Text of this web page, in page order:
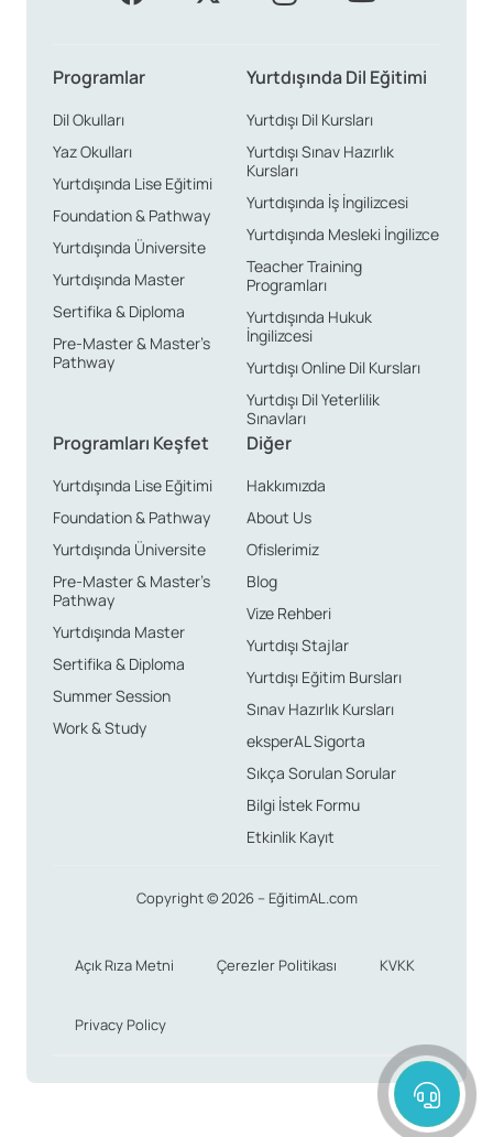
Programlar
Dil Okulları
Yaz Okulları
Yurtdışında Lise Eğitimi
Foundation & Pathway
Yurtdışında Üniversite
Yurtdışında Master
Sertifika & Diploma
Pre-Master & Master’s
Pathway
Yurtdışında Dil Eğitimi
Yurtdışı Dil Kursları
Yurtdışı Sınav Hazırlık
Kursları
Yurtdışında İş İngilizcesi
Yurtdışında Mesleki İngilizce
Teacher Training
Programları
Yurtdışında Hukuk
İngilizcesi
Yurtdışı Online Dil Kursları
Yurtdışı Dil Yeterlilik
Sınavları
Programları Keşfet
Yurtdışında Lise Eğitimi
Foundation & Pathway
Yurtdışında Üniversite
Pre-Master & Master’s
Pathway
Yurtdışında Master
Sertifika & Diploma
Summer Session
Work & Study
Diğer
Hakkımızda
About Us
Ofislerimiz
Blog
Vize Rehberi
Yurtdışı Stajlar
Yurtdışı Eğitim Bursları
Sınav Hazırlık Kursları
eksperAL Sigorta
Sıkça Sorulan Sorular
Bilgi İstek Formu
Etkinlik Kayıt
Copyright © 2026 – EğitimAL.com
Açık Rıza Metni Çerezler Politikası KVKK
Privacy Policy